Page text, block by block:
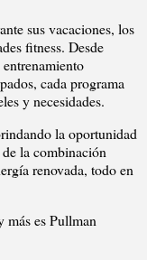
sus vacaciones, los
fitness. Desde
cada programa
y necesidades.
la oportunidad
la combinación
renovada, todo en
más es Pullman